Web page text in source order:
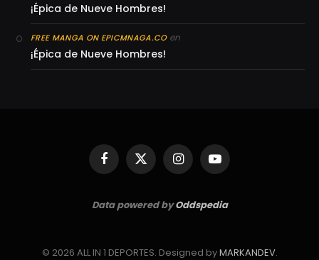
¡Épica de Nueve Hombres!
FREE MANGA ON EPICMNAGA.COen
¡Épica de Nueve Hombres!
Facebook
X
(Twitter)
InstagramYouTube
Data powered byOddspedia
© 2026 ALL IN 1 DEPORTES. Designed byMARKANDEV.